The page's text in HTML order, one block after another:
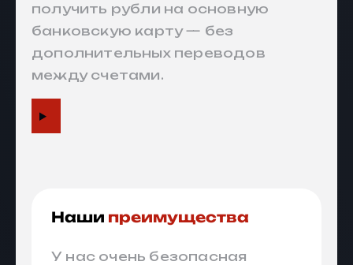
получить рубли на основную
банковскую карту — без
дополнительных переводов
между счетами.
Наши преимущества
У нас очень безопасная